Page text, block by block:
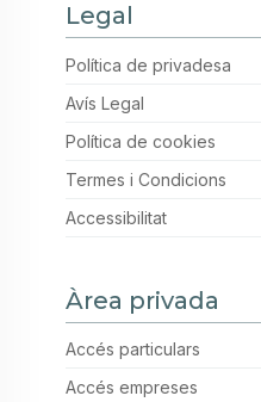
Legal
Política de privadesa
Avís Legal
Política de cookies
Termes i Condicions
Accessibilitat
Àrea privada
Accés particulars
Accés empreses